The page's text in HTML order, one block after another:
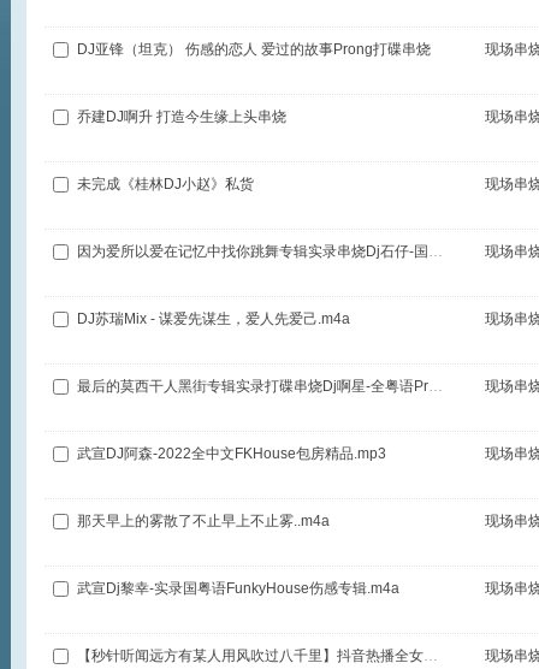
DJ亚锋（坦克） 伤感的恋人 爱过的故事Prong打碟串烧 现场串
乔建DJ啊升 打造今生缘上头串烧 现场串
未完成《桂林DJ小赵》私货 现场串
因为爱所以爱在记忆中找你跳舞专辑实录串烧Dj石仔-国粤语Club音乐.m4a 现场串
DJ苏瑞Mix - 谋爱先谋生，爱人先爱己.m4a 现场串
最后的莫西干人黑街专辑实录打碟串烧Dj啊星-全粤语ProgHouse 现场串
武宣DJ阿森-2022全中文FKHouse包房精品.mp3 现场串
那天早上的雾散了不止早上不止雾..m4a 现场串
武宣Dj黎幸-实录国粤语FunkyHouse伤感专辑.m4a 现场串
【秒针听闻远方有某人用风吹过八千里】抖音热播全女声DJ健锋-筑梦订制.m4a 现场串